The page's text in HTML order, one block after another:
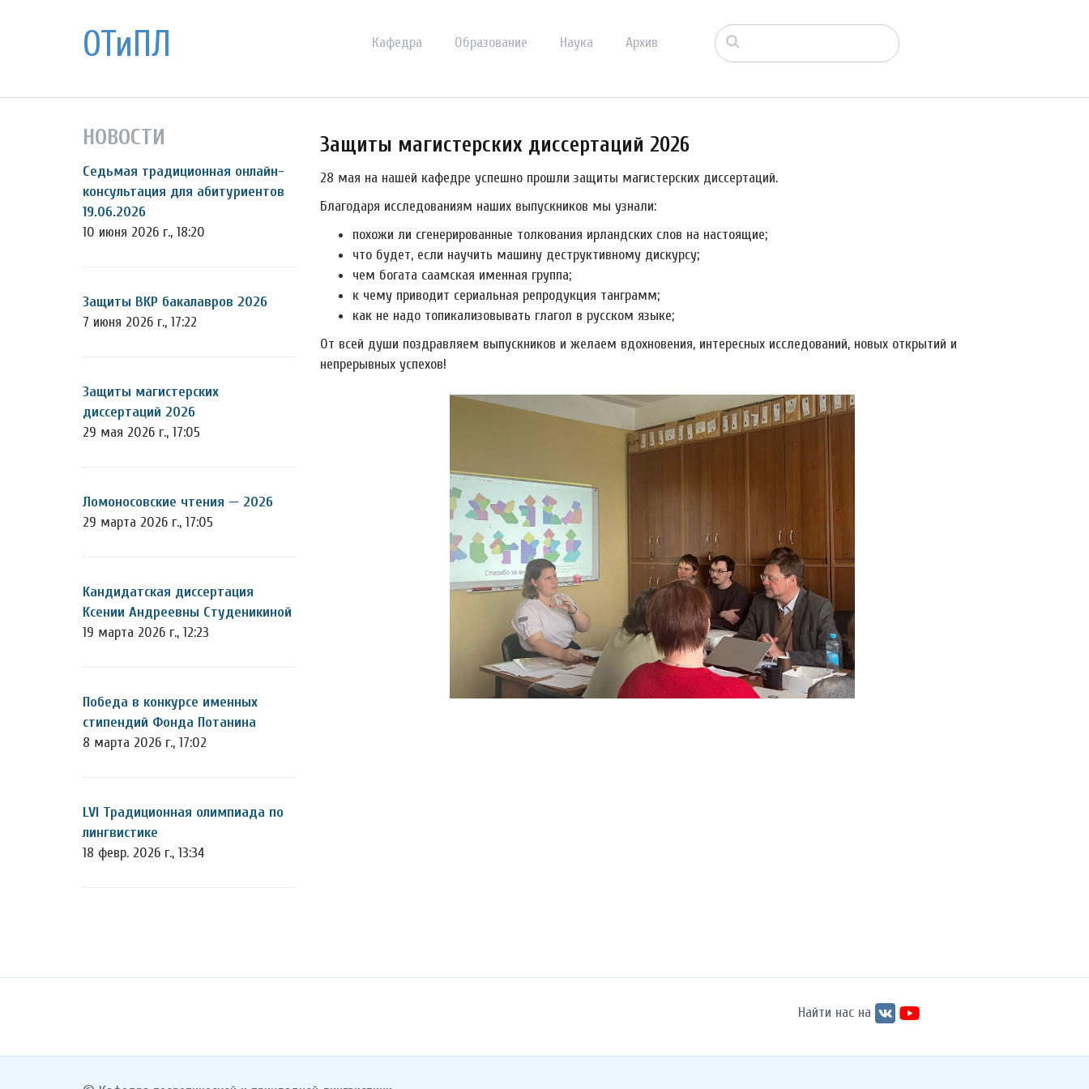
ОТиПЛ Кафедра Образование Наука Архив
НОВОСТИ
Седьмая традиционная онлайн-
консультация для абитуриентов
19.06.2026
10 июня 2026 г., 18:20
Защиты ВКР бакалавров 2026
7 июня 2026 г., 17:22
Защиты магистерских
диссертаций 2026
29 мая 2026 г., 17:05
Ломоносовские чтения — 2026
29 марта 2026 г., 17:05
Кандидатская диссертация
Ксении Андреевны Студеникиной
19 марта 2026 г., 12:23
Победа в конкурсе именных
стипендий Фонда Потанина
8 марта 2026 г., 17:02
LVI Традиционная олимпиада по
лингвистике
18 февр. 2026 г., 13:34
Защиты магистерских диссертаций 2026
28 мая на нашей кафедре успешно прошли защиты магистерских диссертаций.
Благодаря исследованиям наших выпускников мы узнали:
похожи ли сгенерированные толкования ирландских слов на настоящие;
что будет, если научить машину деструктивному дискурсу;
чем богата саамская именная группа;
к чему приводит сериальная репродукция танграмм;
как не надо топикализовывать глагол в русском языке;
От всей души поздравляем выпускников и желаем вдохновения, интересных исследований, новых открытий и
непрерывных успехов!
Найти нас на